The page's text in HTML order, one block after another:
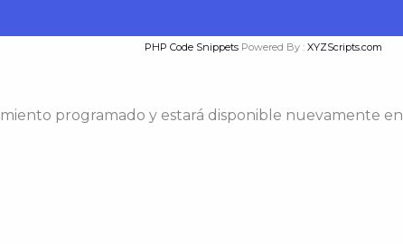
PHP Code SnippetsPowered By : XYZScripts.com
programado y estará disponible nuevamente en